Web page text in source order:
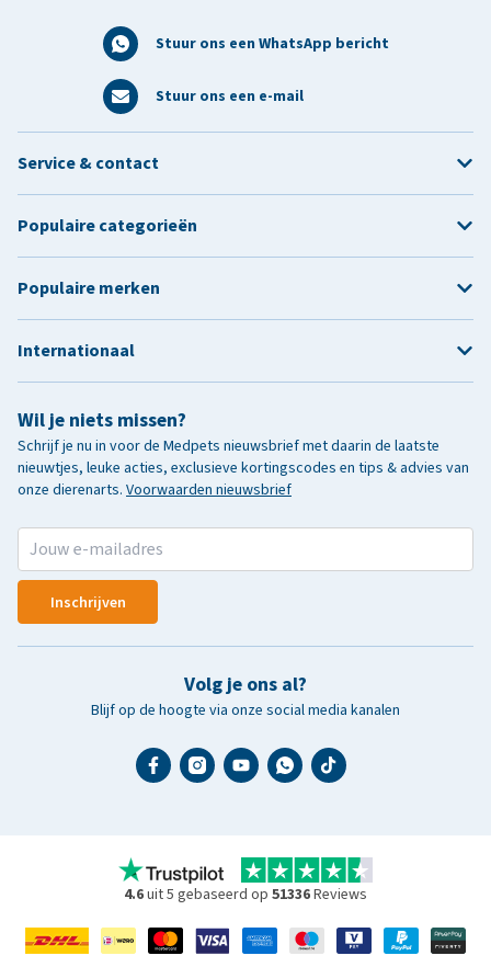
Stuur ons een WhatsApp bericht
Stuur ons een e-mail
Wil je niets missen?
Schrijf je nu in voor de Medpets nieuwsbrief met daarin de laatste
nieuwtjes, leuke acties, exclusieve kortingscodes en tips & advies van
onze dierenarts. Voorwaarden nieuwsbrief
Inschrijven
Volg je ons al?
Blijf op de hoogte via onze social media kanalen
Service & contact
Populaire categorieën
Populaire merken
Internationaal
4.6uit 5 gebaseerd op 51336Reviews